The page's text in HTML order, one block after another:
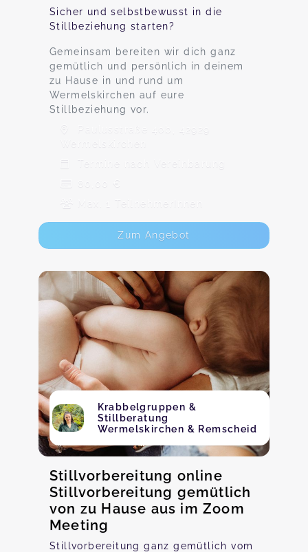
Sicher und selbstbewusst in die
Stillbeziehung starten?
Gemeinsam bereiten wir dich ganz
gemütlich und persönlich in deinem
zu Hause in und rund um
Wermelskirchen auf eure
Stillbeziehung vor.
Paulusstraße 40b, 42929
Wermelskirchen
Termine nach Vereinbarung
80,00 €
Max. 1 TeilnehmerInnen
Zum Angebot
Krabbelgruppen &
Stillberatung
Wermelskirchen & Remscheid
Stillvorbereitung online
Stillvorbereitung gemütlich
von zu Hause aus im Zoom
Meeting
Stillvorbereitung ganz gemütlich vom